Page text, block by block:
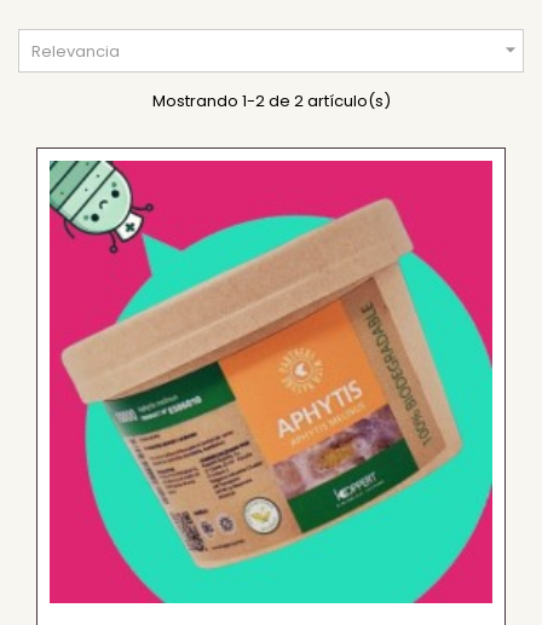
Relevancia 
Mostrando 1-2 de 2 artículo(s)